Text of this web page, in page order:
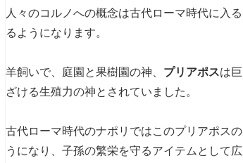
人々のコルノへの概念は古代ローマ時代に入る
るようになります。
羊飼いで、庭園と果樹園の神、 プリアポスは
ざける生殖力の神とされていました。
古代ローマ時代のナポリではこのプリアポス
うになり、子孫の繁栄を守るアイテムとして